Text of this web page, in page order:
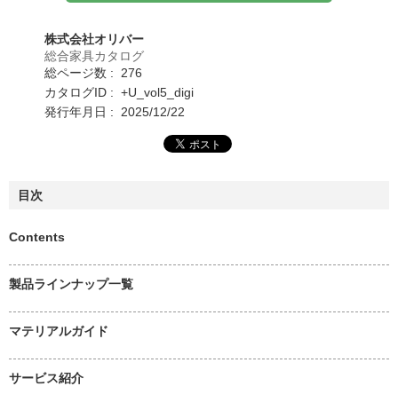
株式会社オリバー
総合家具カタログ
総ページ数 : 276
カタログID : +U_vol5_digi
発行年月日 : 2025/12/22
目次
Contents
製品ラインナップ一覧
マテリアルガイド
サービス紹介